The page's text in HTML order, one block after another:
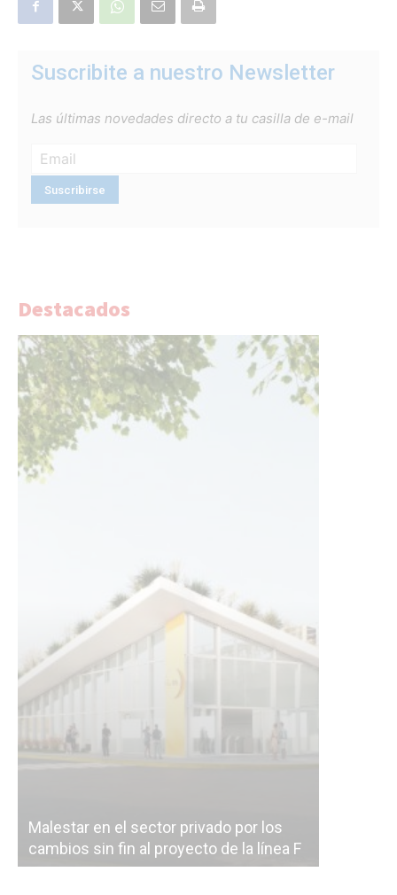
Suscribite a nuestro Newsletter
Las últimas novedades directo a tu casilla de e-mail
Destacados
Malestar en el sector privado por los
cambios sin fin al proyecto de la línea F